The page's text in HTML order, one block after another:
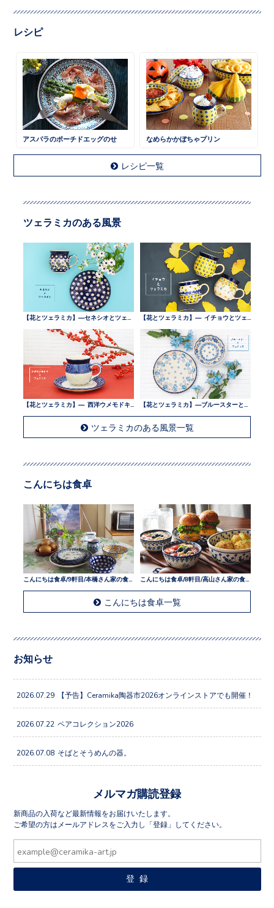
レシピ
アスパラのポーチドエッグのせ なめらかかぼちゃプリン
レシピ一覧
ツェラミカのある風景
ツェラミカのある風景一覧
こんにちは食卓
こんにちは食卓/9軒目/本橋さん家の食卓
こんにちは食卓一覧
お知らせ
2026.07.29 【予告】Ceramika陶器市2026オンラインストアでも開催！
2026.07.22 ペアコレクション2026
2026.07.08 そばとそうめんの器。
メルマガ購読登録
新商品の入荷など最新情報をお届けいたします。
ご希望の方はメールアドレスをご入力し「登録」してください。